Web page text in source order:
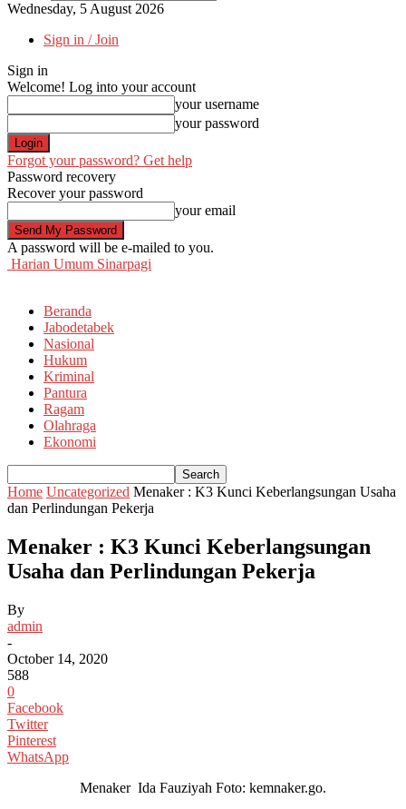
Wednesday, 5 August 2026
Sign in / Join
Sign in
Welcome! Log into your account
your username
your password
Forgot your password? Get help
Password recovery
Recover your password
your email
A password will be e-mailed to you.
Harian Umum Sinarpagi
Beranda
Jabodetabek
Nasional
Hukum
Kriminal
Pantura
Ragam
Olahraga
Ekonomi
Home Uncategorized Menaker : K3 Kunci Keberlangsungan Usaha
dan Perlindungan Pekerja
Menaker : K3 Kunci Keberlangsungan
Usaha dan Perlindungan Pekerja
By
admin
-
October 14, 2020
588
0
Facebook
Twitter
Pinterest
WhatsApp
Menaker Ida Fauziyah Foto: kemnaker.go.